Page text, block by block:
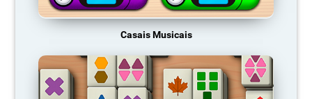
Casais Musicais